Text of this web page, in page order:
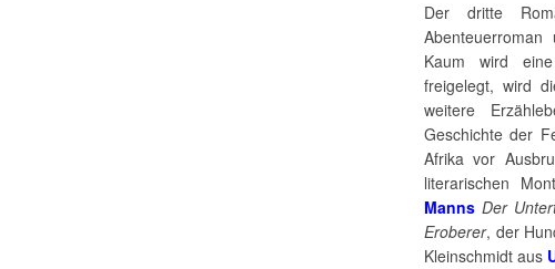
Der dritte
Kaum wird eine
freigelegt, wird
weitere
Geschichte der
Afrika vor
literarischen
Manns Der
Eroberer, der
Kleinschmidt aus